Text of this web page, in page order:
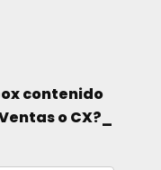
contenido
o CX?_